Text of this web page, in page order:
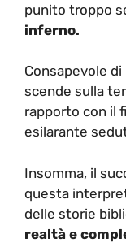
punito troppo
inferno.
Consapevole
scende sulla
rapporto con il
esilarante
Insomma, il
questa
delle storie
realtà e